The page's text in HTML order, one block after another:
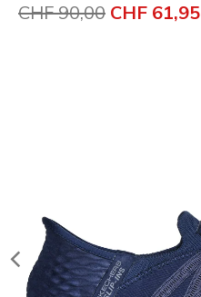
Reduziert von
CHF 90,00 auf
CHF 61,95